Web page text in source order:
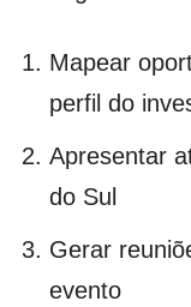
Mapear
perfil do
Apresentar
do Sul
Gerar
evento